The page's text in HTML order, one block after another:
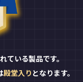
ている製品です。
殿堂入り となります。